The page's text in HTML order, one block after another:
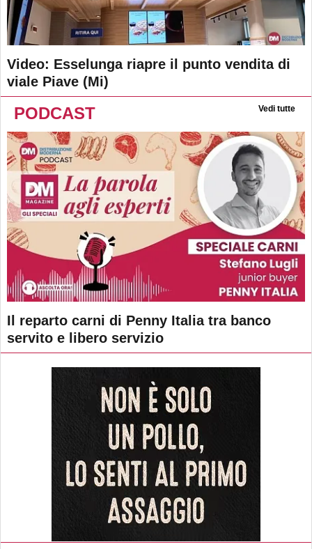
Video: Esselunga riapre il punto vendita di
viale Piave (Mi)
PODCAST Vedi tutte
Il reparto carni di Penny Italia tra banco
servito e libero servizio